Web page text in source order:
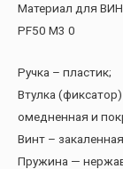
Материал для
PF50 M3 0
Ручка – пластик;
Втулка
омедненная и
Винт –
Пружина —